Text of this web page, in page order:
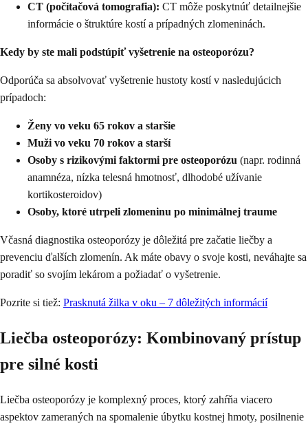
CT (počítačová tomografia): CT môže poskytnúť detailnejšie
informácie o štruktúre kostí a prípadných zlomeninách.
Kedy by ste mali podstúpiť vyšetrenie na osteoporózu?
Odporúča sa absolvovať vyšetrenie hustoty kostí v nasledujúcich
prípadoch:
Ženy vo veku 65 rokov a staršie
Muži vo veku 70 rokov a starší
Osoby s rizikovými faktormi pre osteoporózu (napr. rodinná
anamnéza, nízka telesná hmotnosť, dlhodobé užívanie
kortikosteroidov)
Osoby, ktoré utrpeli zlomeninu po minimálnej traume
Včasná diagnostika osteoporózy je dôležitá pre začatie liečby a
prevenciu ďalších zlomenín. Ak máte obavy o svoje kosti, neváhajte sa
poradiť so svojím lekárom a požiadať o vyšetrenie.
Pozrite si tiež: Prasknutá žilka v oku – 7 dôležitých informácií
Liečba osteoporózy: Kombinovaný prístup
pre silné kosti
Liečba osteoporózy je komplexný proces, ktorý zahŕňa viacero
aspektov zameraných na spomalenie úbytku kostnej hmoty, posilnenie